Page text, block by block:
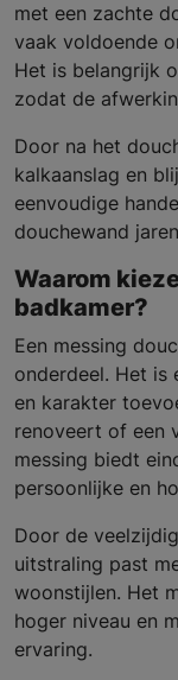
met een zachte
vaak voldoende
Het is belangrijk
zodat de
Door na het
kalkaanslag en
eenvoudige
douchewand
Waarom
badkamer?
Een messing
onderdeel. Het is
en karakter
renoveert of een
messing biedt
persoonlijke en
Door de
uitstraling past
woonstijlen. Het
hoger niveau en
ervaring.